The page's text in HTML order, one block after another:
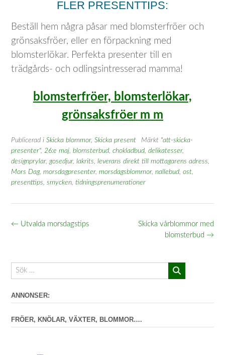
FLER PRESENTTIPS:
Beställ hem några påsar med blomsterfröer och
grönsaksfröer, eller en förpackning med
blomsterlökar. Perfekta presenter till en
trädgårds- och odlingsintresserad mamma!
blomsterfröer, blomsterlökar,
grönsaksfröer m m
Publicerad i Skicka blommor, Skicka present Märkt "att-skicka-
presenter", 26:e maj, blomsterbud, chokladbud, delikatesser,
designprylar,gosedjur, lakrits, leverans direkt till mottagarens adress,
Mors Dag, morsdagpresenter, morsdagsblommor, nallebud, ost,
presenttips, smycken, tidningsprenumerationer
Inläggsnavigering
Skicka vårblommor med
blomsterbud →
← Utvalda morsdagstips
ANNONSER:
FRÖER, KNÖLAR, VÄXTER, BLOMMOR….